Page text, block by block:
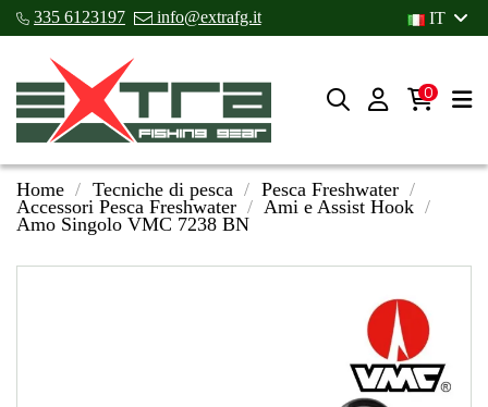
335 6123197 info@extrafg.it IT
0
Home Tecniche di pesca
Pesca Freshwater
Accessori Pesca Freshwater
Ami e Assist Hook
Amo Singolo VMC 7238 BN